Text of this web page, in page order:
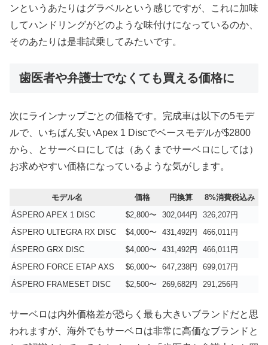
ンというあたりはグラベルという感じですが、これに加味
してハンドリングがどのような味付けになっているのか、
そのあたりは是非試乗してみたいです。
歯医者や弁護士でなくても買える価格に
次にラインナップごとの価格です。完成車は以下の5モデ
ルで、いちばん安いApex 1 Discでベースモデルが$2800
から、とサーベロにしては（あくまでサーベロにしては）
お求めやすい価格になっているような気がします。
モデル名 価格 円換算
8%消費税込み
ÁSPERO APEX 1 DISC
$2,800〜 302,044円
326,207円
ÁSPERO ULTEGRA RX DISC
$4,000〜 431,492円
466,011円
ÁSPERO GRX DISC
$4,000〜 431,492円
466,011円
ÁSPERO FORCE ETAP AXS
$6,000〜 647,238円
699,017円
ÁSPERO FRAMESET DISC
$2,500〜 269,682円 291,256円
サーベロは内外価格差が恐らく最も大きいブランドだと思
われますが、海外でもサーベロは非常に高価なブランドと